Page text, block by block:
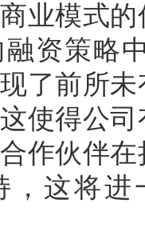
业模式
资策略
了前所
使得公
作伙伴
，这将